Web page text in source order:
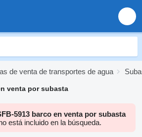
de venta de transportes de agua
venta por subasta
5913 barco en venta por subasta
está incluido en la búsqueda.